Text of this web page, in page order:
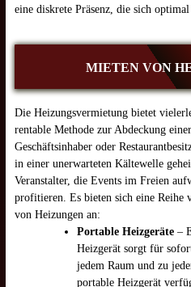
eine diskrete Präsenz, die sich
MIETEN VON
Die Heizungsvermietung bietet
rentable Methode zur Abdeckung
Geschäftsinhaber oder
in einer unerwarteten Kältewelle
Veranstalter, die Events im Freien
profitieren. Es bieten sich eine Reihe
von Heizungen an:
Portable Heizgeräte –
Heizgerät sorgt für
jedem Raum und zu
portable Heizgerät